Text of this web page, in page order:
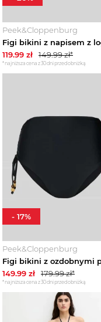
Peek&Cloppenburg
119.99 zł 149.99zł*
*najniższa cena z 30 dni przed obniżką
Peek&Cloppenburg
149.99 zł 179.99zł*
*najniższa cena z 30 dni przed obniżką
- 17%